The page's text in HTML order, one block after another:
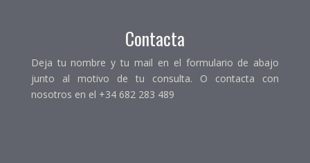
Contacta
Deja tu nombre y tu mail en el formulario de abajo
junto al motivo de tu consulta. O contacta con
nosotros en el +34 682 283 489